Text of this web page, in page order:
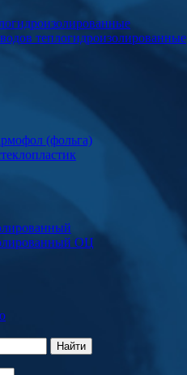
теплогидроизолированные
(фольга)
ОЦ
Найти